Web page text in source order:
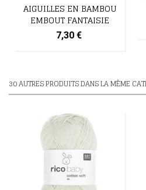
AIGUILLES EN BAMBOU
EMBOUT FANTAISIE
7,30 €
30 AUTRES PRODUITS DANS LA MÊME